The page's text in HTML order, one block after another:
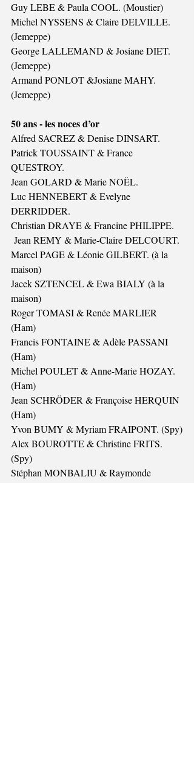
Guy LEBE & Paula COOL. (Moustier)
Michel NYSSENS & Claire DELVILLE.
(Jemeppe)
George LALLEMAND & Josiane DIET.
(Jemeppe)
Armand PONLOT &Josiane MAHY.
(Jemeppe)
50 ans - les noces d’or
Alfred SACREZ & Denise DINSART.
Patrick TOUSSAINT & France
QUESTROY.
Jean GOLARD & Marie NOËL.
Luc HENNEBERT & Evelyne
DERRIDDER.
Christian DRAYE & Francine PHILIPPE.
Jean REMY & Marie-Claire DELCOURT.
Marcel PAGE & Léonie GILBERT. (à la
maison)
Jacek SZTENCEL & Ewa BIALY (à la
maison)
Roger TOMASI & Renée MARLIER
(Ham)
Francis FONTAINE & Adèle PASSANI
(Ham)
Michel POULET & Anne-Marie HOZAY.
(Ham)
Jean SCHRÖDER & Françoise HERQUIN
(Ham)
Yvon BUMY & Myriam FRAIPONT. (Spy)
Alex BOUROTTE & Christine FRITS.
(Spy)
Stéphan MONBALIU & Raymonde